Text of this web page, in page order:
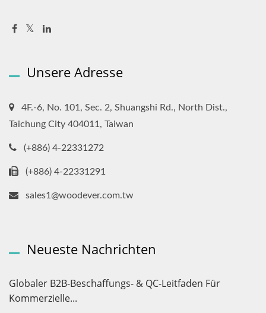
Unsere Adresse
4F.-6, No. 101, Sec. 2, Shuangshi Rd., North Dist.,
Taichung City 404011, Taiwan
(+886) 4-22331272
(+886) 4-22331291
sales1@woodever.com.tw
Neueste Nachrichten
Globaler B2B-Beschaffungs- & QC-Leitfaden Für
Kommerzielle...